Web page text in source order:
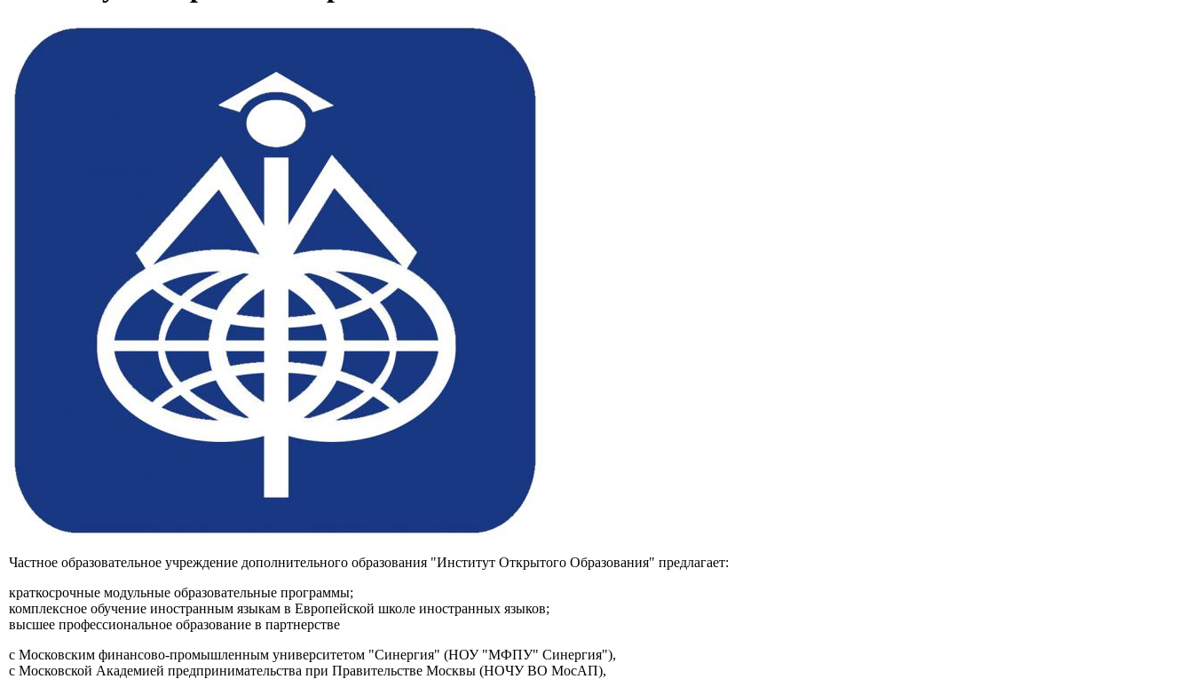
Частное образовательное учреждение дополнительного образования "Институт Открытого Образования" предлагает:
краткосрочные модульные образовательные программы;
комплексное обучение иностранным языкам в Европейской школе иностранных языков;
высшее профессиональное образование в партнерстве
с Московским финансово-промышленным университетом "Синергия" (НОУ "МФПУ" Синергия"),
с Московской Академией предпринимательства при Правительстве Москвы (НОЧУ ВО МосАП),